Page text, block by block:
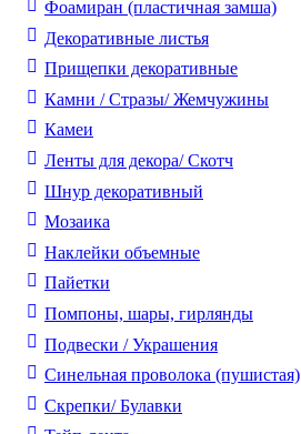
Фоамиран (пластичная замша)
Декоративные листья
Прищепки декоративные
Камни / Cтразы/ Жемчужины
Камеи
Ленты для декора/ Скотч
Шнур декоративный
Мозаика
Наклейки объемные
Пайетки
Помпоны, шары, гирлянды
Подвески / Украшения
Синельная проволока (пушистая)
Скрепки/ Булавки